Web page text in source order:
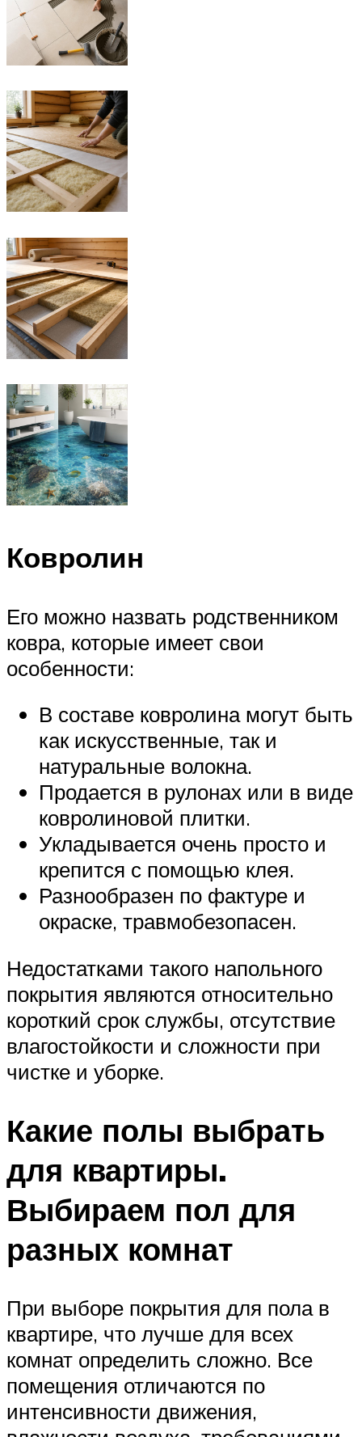
Ковролин
Его можно назвать родственником
ковра, которые имеет свои
особенности:
В составе ковролина могут быть
как искусственные, так и
натуральные волокна.
Продается в рулонах или в виде
ковролиновой плитки.
Укладывается очень просто и
крепится с помощью клея.
Разнообразен по фактуре и
окраске, травмобезопасен.
Недостатками такого напольного
покрытия являются относительно
короткий срок службы, отсутствие
влагостойкости и сложности при
чистке и уборке.
Какие полы выбрать
для квартиры.
Выбираем пол для
разных комнат
При выборе покрытия для пола в
квартире, что лучше для всех
комнат определить сложно. Все
помещения отличаются по
интенсивности движения,